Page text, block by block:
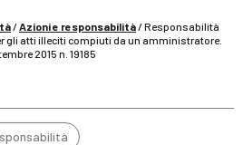
/Azioni e responsabilità/Responsabilità
gli atti illeciti compiuti da un amministratore.
2015 n. 19185